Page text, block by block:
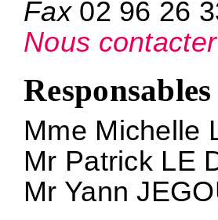
Fax 02 96 26
Nous contacter
Mme Michelle
Mr Patrick LE
Mr Yann